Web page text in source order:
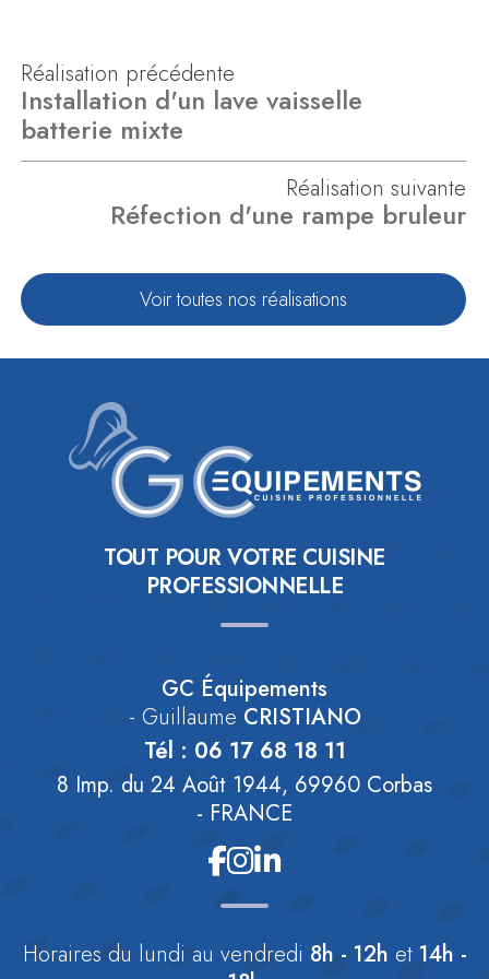
Réalisation précédente
Installation d'un lave vaisselle
batterie mixte
Réalisation suivante
Réfection d'une rampe bruleur
Voir toutes nos réalisations
TOUT POUR VOTRE CUISINE
PROFESSIONNELLE
GC Équipements
- Guillaume CRISTIANO
Tél : 06 17 68 18 11
8 Imp. du 24 Août 1944, 69960 Corbas
- FRANCE
Horaires du lundi au vendredi 8h - 12h et 14h -